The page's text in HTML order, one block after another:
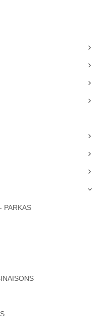
PARKAS